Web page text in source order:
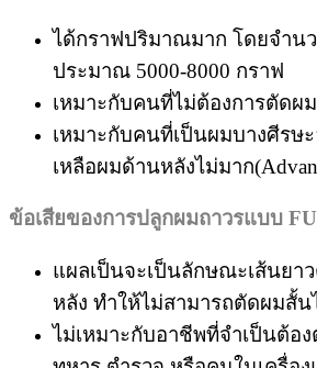
ได้กราฟปริมาณมาก โดยจำน
ประมาณ 5000-8000 กราฟ
เหมาะกับคนที่ไม่ต้องการตัดผ
เหมาะกับคนที่เป็นผมบางศีรษ
เหลือผมด้านหลังไม่มาก
ข้อเสียของการปลูกผมถาวรแบบ
แผลเป็นจะเป็นลักษณะเส้นยา
หลัง ทำให้ไม่สามารถตัดผมสั้น
ไม่เหมาะกับอาชีพที่จำเป็นต้อ